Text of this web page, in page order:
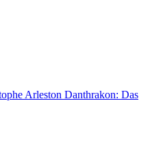
Arleston Danthrakon: Das